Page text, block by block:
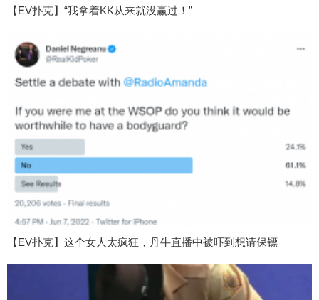
【EV扑克】“我拿着KK从来就没赢过！”
【EV扑克】这个女人太疯狂，丹牛直播中被吓到想请保镖